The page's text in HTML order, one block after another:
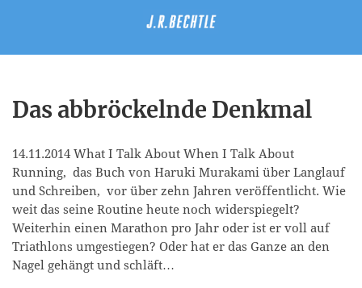
Das abbröckelnde Denkmal
14.11.2014 What I Talk About When I Talk About
Running, das Buch von Haruki Murakami über Langlauf
und Schreiben, vor über zehn Jahren veröffentlicht. Wie
weit das seine Routine heute noch widerspiegelt?
Weiterhin einen Marathon pro Jahr oder ist er voll auf
Triathlons umgestiegen? Oder hat er das Ganze an den
Nagel gehängt und schläft…